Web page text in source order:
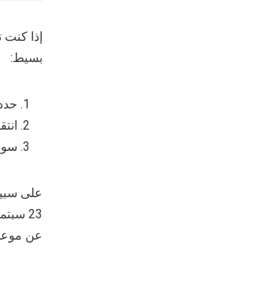
بسيط:
عن